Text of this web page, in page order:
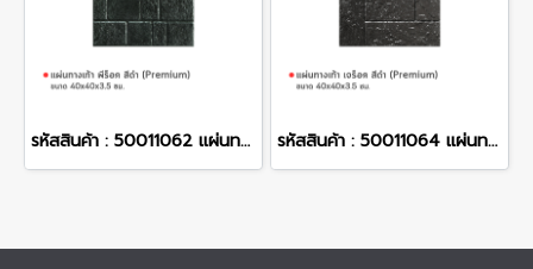
รหัสสินค้า : 50011062 แผ่นทางเท้า ลายพีร็อค สีดำ (Premium) 40 x 40 x 3.5 ซม. รหัสสินค้า : 50011064 แผ่นทางเท้า ลายเจร็อค สีดำ (Premium) 40 x 40 x 3.5 ซม.